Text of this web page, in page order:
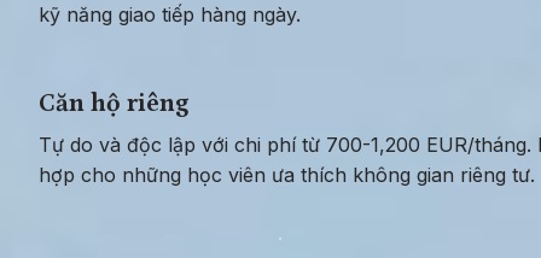
kỹ năng giao tiếp hàng ngày.
Căn hộ riêng
Tự do và độc lập với chi phí từ 700-1,200 EUR/tháng.
hợp cho những học viên ưa thích không gian riêng tư.